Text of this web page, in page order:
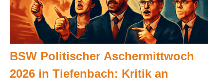
BSW Politischer Aschermittwoch
2026 in Tiefenbach: Kritik an